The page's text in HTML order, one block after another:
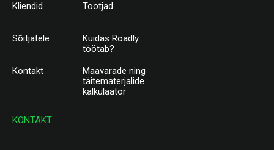
Kliendid Tootjad
Sõitjatele
Kuidas Roadly
töötab?
Kontakt
Maavarade ning
täitematerjalide
kalkulaator
KONTAKT